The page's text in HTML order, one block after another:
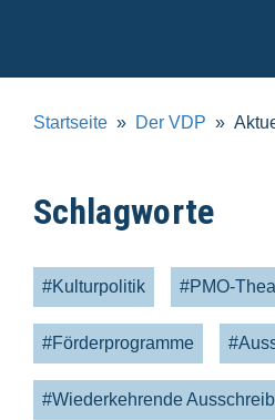
e.V.
Startseite Der VDP
Schlagworte
#Kulturpolitik #PMO-
#Förderprogramme
#Wiederkehrende